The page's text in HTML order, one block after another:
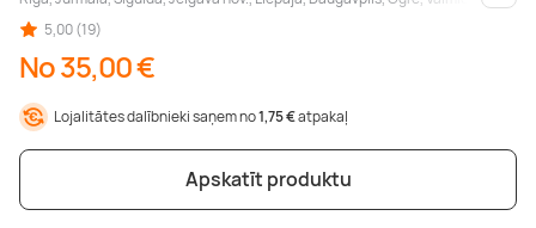
5,00 (19)
No 35,00 €
Lojalitātes dalībnieki saņem no1,75 €atpakaļ
Apskatīt produktu